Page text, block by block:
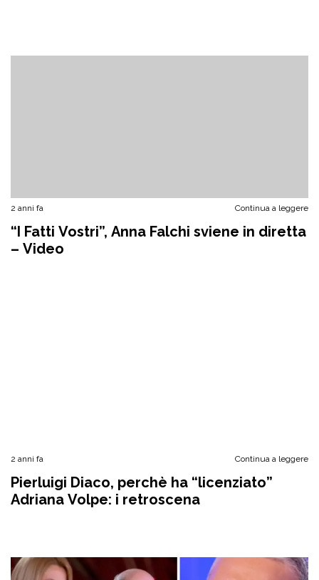
2 anni fa Continua a leggere
“I Fatti Vostri”, Anna Falchi sviene in diretta
– Video
2 anni fa Continua a leggere
Pierluigi Diaco, perchè ha “licenziato”
Adriana Volpe: i retroscena